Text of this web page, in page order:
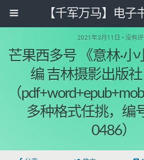
【千军万马】电子
2021年3月11日 • 没有
芒果西多号 《意林·小
编 吉林摄影出版
（
多种格式任挑，编
0486）